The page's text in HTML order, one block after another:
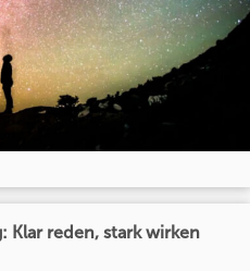
Klar reden, stark wirken